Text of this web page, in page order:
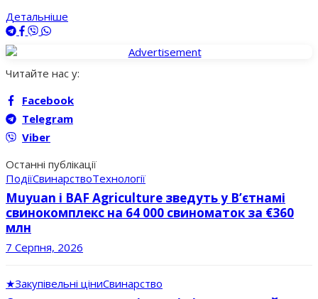
Детальніше
Читайте нас у:
Facebook
Telegram
Viber
Останні публікації
ПодіїСвинарствоТехнології
Muyuan і BAF Agriculture зведуть у В’єтнамі
свинокомплекс на 64 000 свиноматок за €360
млн
7 Серпня, 2026
★Закупівельні ціниСвинарство